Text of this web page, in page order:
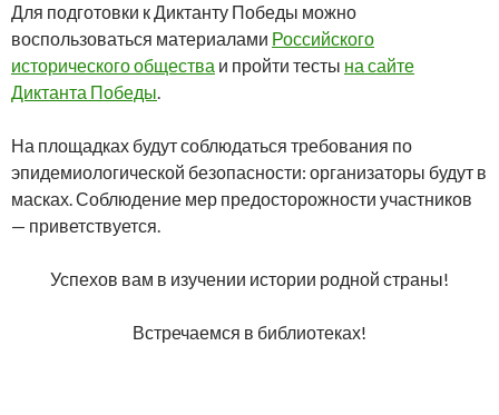
Для подготовки к Диктанту Победы можно
воспользоваться материалами Российского
исторического общества и пройти тесты на сайте
Диктанта Победы.
На площадках будут соблюдаться требования по
эпидемиологической безопасности: организаторы будут в
масках. Соблюдение мер предосторожности участников
— приветствуется.
Успехов вам в изучении истории родной страны!
Встречаемся в библиотеках!